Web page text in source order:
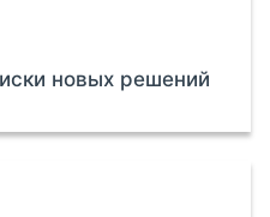
новых решений